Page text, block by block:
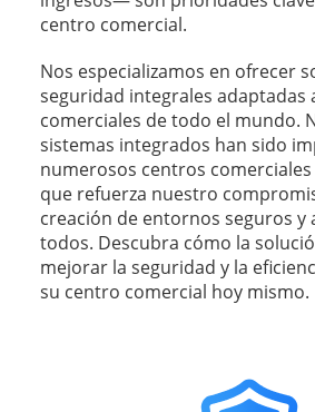
centro comercial.
Nos especializamos en ofrecer
seguridad integrales adaptadas
comerciales de todo el mundo.
sistemas integrados han sido
numerosos centros
que refuerza nuestro
creación de entornos seguros y
todos. Descubra cómo la
mejorar la seguridad y la
su centro comercial hoy mismo.